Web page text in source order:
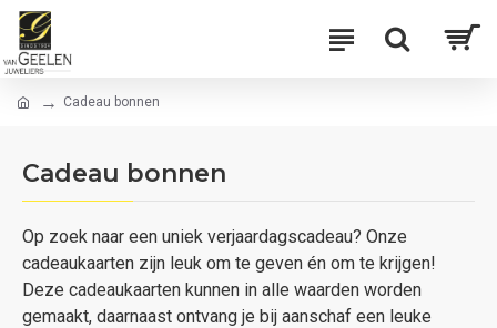
Cadeau bonnen
Cadeau bonnen
Op zoek naar een uniek verjaardagscadeau? Onze
cadeaukaarten zijn leuk om te geven én om te krijgen!
Deze cadeaukaarten kunnen in alle waarden worden
gemaakt, daarnaast ontvang je bij aanschaf een leuke